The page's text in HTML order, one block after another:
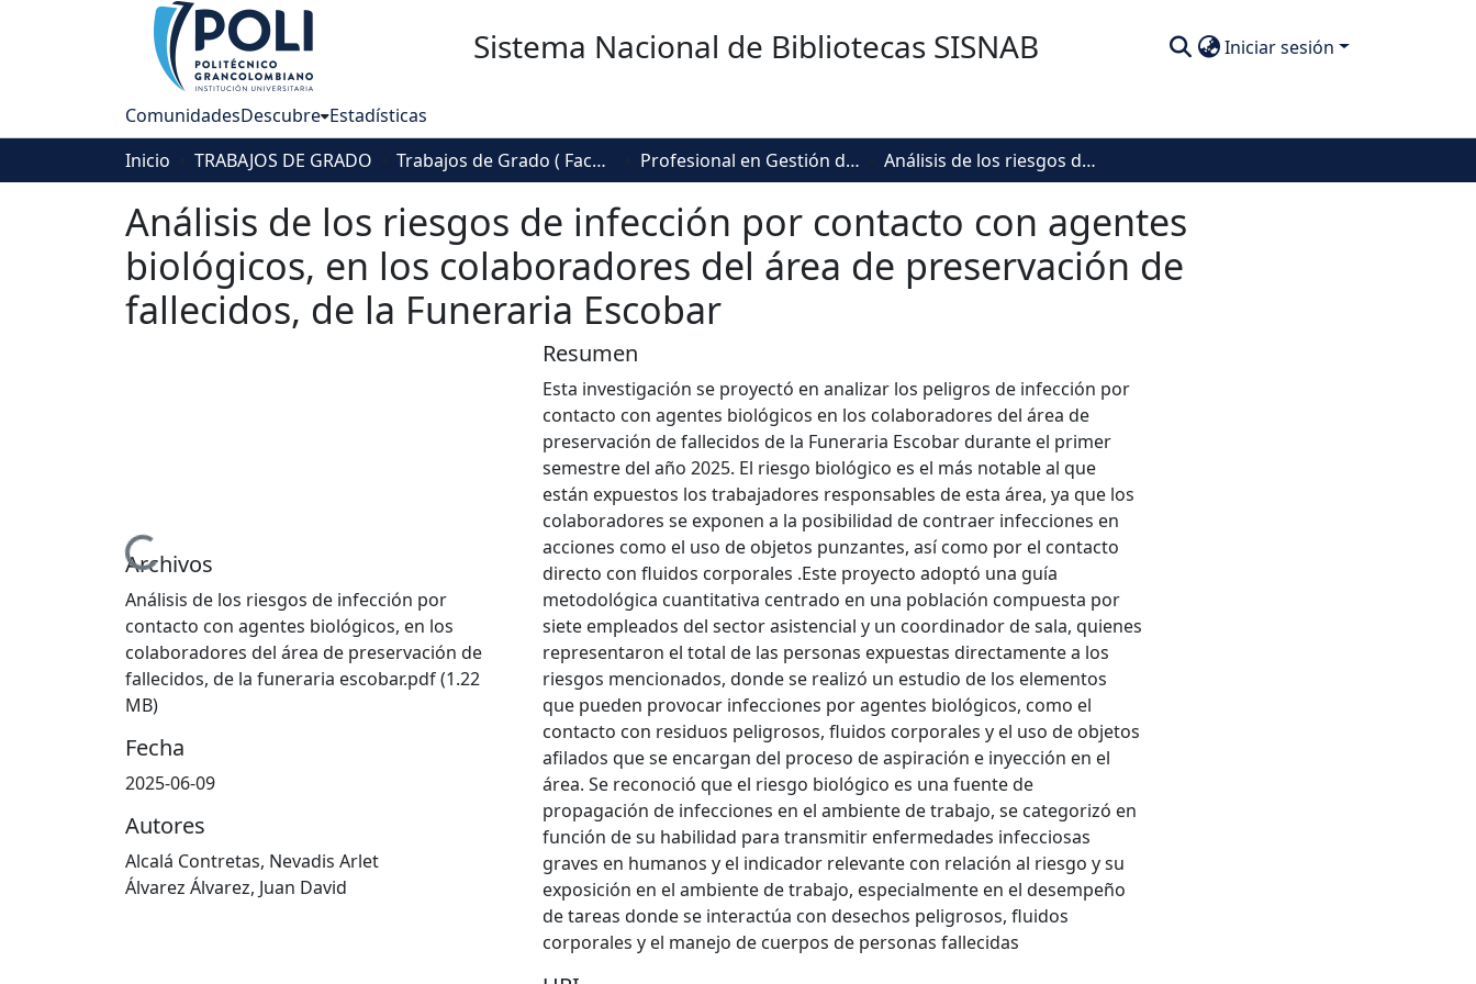
Sistema Nacional de Bibliotecas SISNAB Iniciar sesión
ComunidadesDescubre Estadísticas
Inicio
TRABAJOS DE GRADO Trabajos de Grado ( Facultad de Sociedad, Cultura y Creatividad) Profesional en Gestión de la Seguridad y la Salud Laboral Análisis de los riesgos de infección por contacto con agentes biológicos, en los colaboradores del área de preservación de fallecidos, de la Funeraria Escobar
Análisis de los riesgos de infección por contacto con agentes
biológicos, en los colaboradores del área de preservación de
fallecidos, de la Funeraria Escobar
Cargando...
Archivos
Análisis de los riesgos de infección por
contacto con agentes biológicos, en los
colaboradores del área de preservación de
fallecidos, de la funeraria escobar.pdf(1.22
MB)
Fecha
2025-06-09
Autores
Alcalá Contretas, Nevadis Arlet
Álvarez Álvarez, Juan David
Resumen
Esta investigación se proyectó en analizar los peligros de infección por
contacto con agentes biológicos en los colaboradores del área de
preservación de fallecidos de la Funeraria Escobar durante el primer
semestre del año 2025. El riesgo biológico es el más notable al que
están expuestos los trabajadores responsables de esta área, ya que los
colaboradores se exponen a la posibilidad de contraer infecciones en
acciones como el uso de objetos punzantes, así como por el contacto
directo con fluidos corporales .Este proyecto adoptó una guía
metodológica cuantitativa centrado en una población compuesta por
siete empleados del sector asistencial y un coordinador de sala, quienes
representaron el total de las personas expuestas directamente a los
riesgos mencionados, donde se realizó un estudio de los elementos
que pueden provocar infecciones por agentes biológicos, como el
contacto con residuos peligrosos, fluidos corporales y el uso de objetos
afilados que se encargan del proceso de aspiración e inyección en el
área. Se reconoció que el riesgo biológico es una fuente de
propagación de infecciones en el ambiente de trabajo, se categorizó en
función de su habilidad para transmitir enfermedades infecciosas
graves en humanos y el indicador relevante con relación al riesgo y su
exposición en el ambiente de trabajo, especialmente en el desempeño
de tareas donde se interactúa con desechos peligrosos, fluidos
corporales y el manejo de cuerpos de personas fallecidas